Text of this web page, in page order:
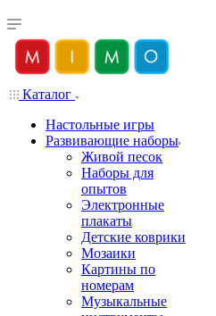
Каталог
Настольные игры
Развивающие наборы
Живой песок
Наборы для
опытов
Электронные
плакаты
Детские коврики
Мозаики
Картины по
номерам
Музыкальные